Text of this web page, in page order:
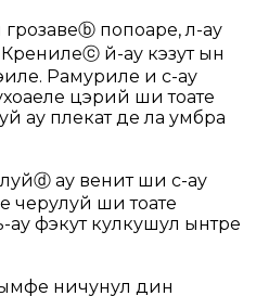
ⓑ попоаре, л-ау
ⓒ й-ау кэзут ын
Рамуриле и с-ау
цэрий ши тоате
ау плекат де ла умбра
ⓓ ау венит ши с-ау
черулуй ши тоате
фэкут кулкушул ынтре
ничунул дин